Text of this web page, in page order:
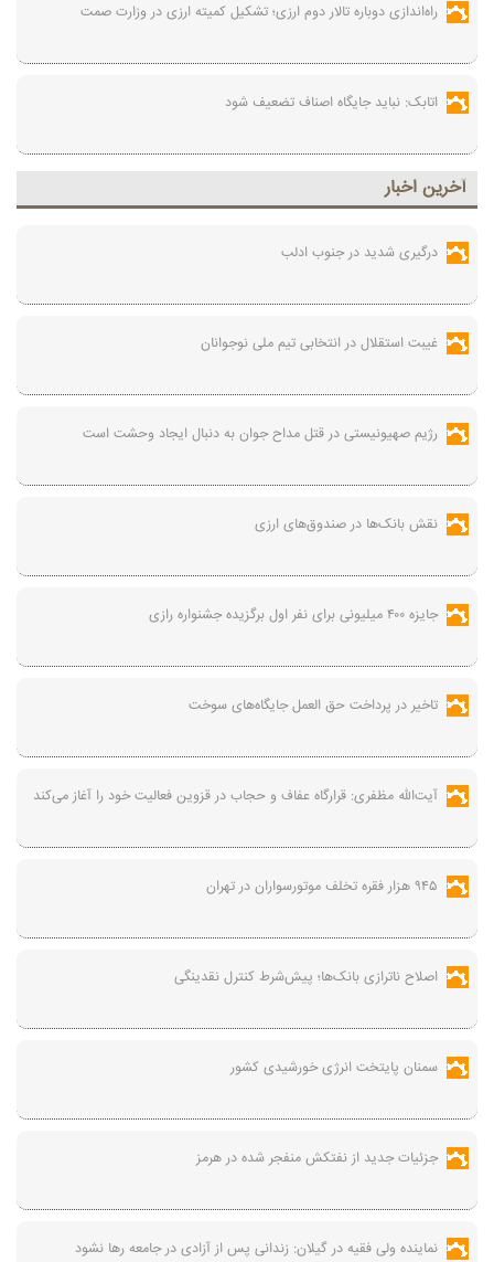
راه‌اندازی دوباره تالار دوم ارزی؛ تشکیل کمیته ارزی در وزارت صمت
اتابک: نباید جایگاه اصناف تضعیف شود
آخرين اخبار
درگیری شدید در جنوب ادلب
غیبت استقلال در انتخابی تیم ملی نوجوانان
رژیم صهیونیستی در قتل مداح جوان به دنبال ایجاد وحشت است
نقش بانک‌ها در صندوق‌های ارزی
جایزه ۴۰۰ میلیونی برای نفر اول برگزیده جشنواره رازی
تاخیر در پرداخت حق العمل جایگاه‌های سوخت
آیت‌الله مظفری: قرارگاه عفاف و حجاب در قزوین فعالیت خود را آغاز می‌کند
۹۴۵ هزار فقره تخلف موتورسواران در تهران
اصلاح ناترازی بانک‌ها؛ پیش‌شرط کنترل نقدینگی
سمنان پایتخت انرژی خورشیدی کشور
جزئیات جدید از نفتکش منفجر شده در هرمز
نماینده ولی فقیه در گیلان: زندانی پس از آزادی در جامعه رها نشود